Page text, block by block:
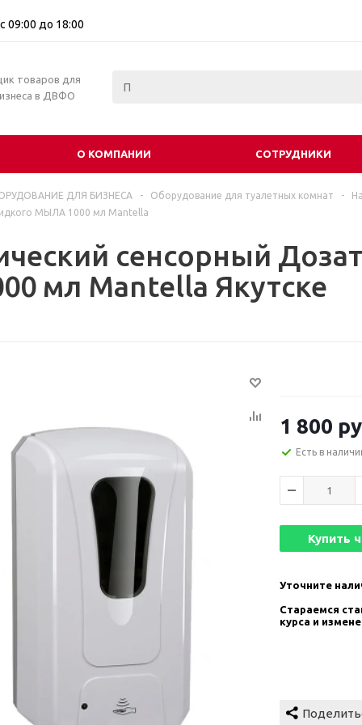
с 09:00 до 18:00
товаров для
в ДВФО
О КОМПАНИИ СОТРУДНИКИ
ДЛЯ БИЗНЕСА - Оборудование для туалетных комнат -
МЫЛА 1000 мл Mantella
сенсорный
мл Mantella Якутске
1 800
Есть в
Купить
Уточните
Стараемся
курса и